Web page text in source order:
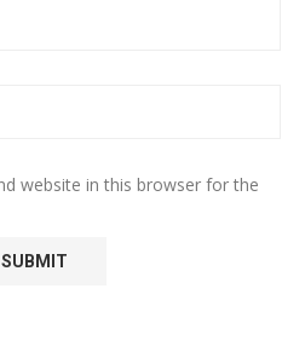
website in this browser for the